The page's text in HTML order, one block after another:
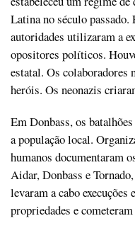
Latina no século
autoridades utilizaram a
opositores políticos.
estatal. Os colaboradores
heróis. Os neonazis
Em Donbass, os
a população local.
humanos documentaram
Aidar, Donbass e
levaram a cabo
propriedades e